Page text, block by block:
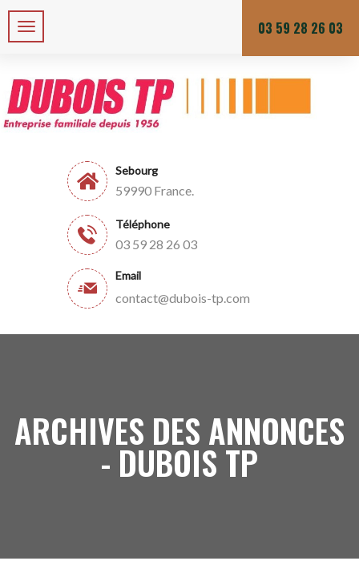
Zone de chalandises ou d’intervention : 25 KM Du lundi au vendredi
Sebourg
59990 France.
Téléphone
03 59 28 26 03
Email
contact@dubois-tp.com
03 59 28 26 03
ARCHIVES DES ANNONCES
- DUBOIS TP